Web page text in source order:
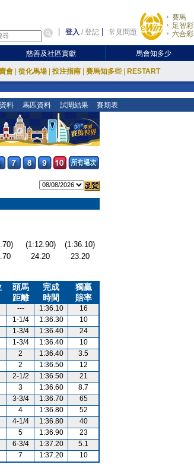
登入 /登記 常見問題
賽馬
足智彩
六合彩
慈善及社區貢獻 馬會知多少
會 從化馬場 投注指南 賽馬知多些 RESTART
料 馬匹資料 試閘結果 賽期表
(1:12.90)
(1:36.10)
24.20
23.20
頭馬
距離
完成
時間
獨贏
賠率
--- 1:36.10
16
1-1/4 1:36.30
10
1-3/4 1:36.40
24
1-3/4 1:36.40
10
2 1:36.40
3.5
2 1:36.50
12
2-1/2 1:36.50
21
3 1:36.60
8.7
3-3/4 1:36.70
65
4 1:36.80
52
4-1/4 1:36.80
40
5 1:36.90
23
6-3/4 1:37.20
5.1
7 1:37.20 10